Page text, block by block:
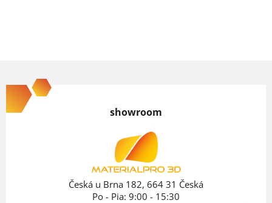
á
p
showroom
Česká u Brna 182, 664 31 Česká
Po - Pia: 9:00 - 15:30